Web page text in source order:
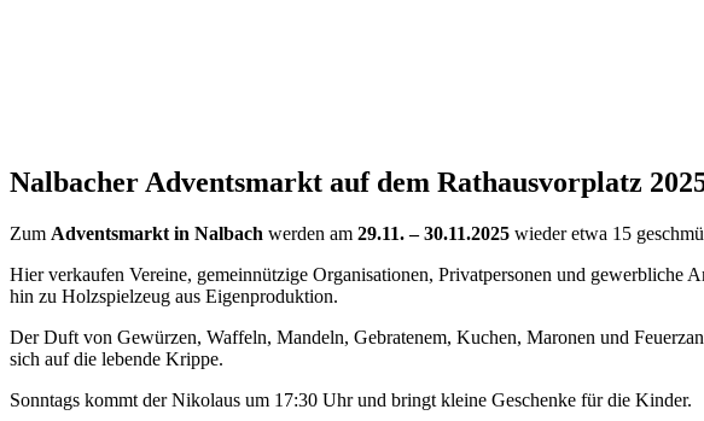
Nalbacher Adventsmarkt auf dem Rathausvorplatz
Zum Adventsmarkt in Nalbach werden am 29.11. – 30.11.2025 wieder etwa 15
Hier verkaufen Vereine, gemeinnützige Organisationen, Privatpersonen und gewerbliche
hin zu Holzspielzeug aus Eigenproduktion.
Der Duft von Gewürzen, Waffeln, Mandeln, Gebratenem, Kuchen, Maronen und
sich auf die lebende Krippe.
Sonntags kommt der Nikolaus um 17:30 Uhr und bringt kleine Geschenke für die Kinder.